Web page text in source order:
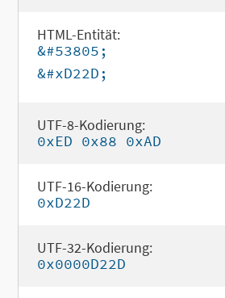
HTML-Entität:
&#53805;
&#xD22D;
UTF-8-Kodierung:
0xED 0x88 0xAD
UTF-16-Kodierung:
0xD22D
UTF-32-Kodierung:
0x0000D22D